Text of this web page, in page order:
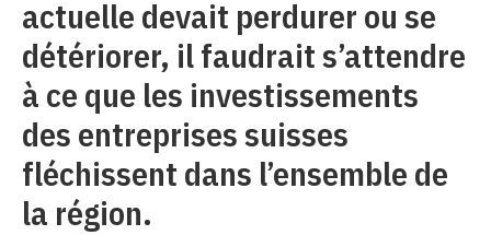
actuelle devait perdurer ou se
détériorer, il faudrait s’attendre
à ce que les investissements
des entreprises suisses
fléchissent dans l’ensemble de
la région.